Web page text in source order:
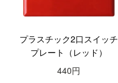
プラスチック2口スイッチ
プレート（レッド）
440円